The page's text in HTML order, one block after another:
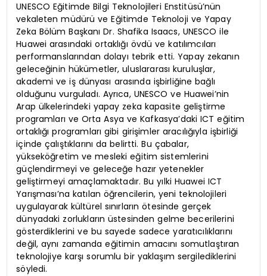
UNESCO Eğitimde Bilgi Teknolojileri Enstitüsü’nün
vekaleten müdürü ve Eğitimde Teknoloji ve Yapay
Zeka Bölüm Başkanı Dr. Shafika Isaacs, UNESCO ile
Huawei arasındaki ortaklığı övdü ve katılımcıları
performanslarından dolayı tebrik etti. Yapay zekanın
geleceğinin hükümetler, uluslararası kuruluşlar,
akademi ve iş dünyası arasında işbirliğine bağlı
olduğunu vurguladı. Ayrıca, UNESCO ve Huawei’nin
Arap ülkelerindeki yapay zeka kapasite geliştirme
programları ve Orta Asya ve Kafkasya’daki ICT eğitim
ortaklığı programları gibi girişimler aracılığıyla işbirliği
içinde çalıştıklarını da belirtti. Bu çabalar,
yükseköğretim ve mesleki eğitim sistemlerini
güçlendirmeyi ve geleceğe hazır yetenekler
geliştirmeyi amaçlamaktadır. Bu yılki Huawei ICT
Yarışması’na katılan öğrencilerin, yeni teknolojileri
uygulayarak kültürel sınırların ötesinde gerçek
dünyadaki zorlukların üstesinden gelme becerilerini
gösterdiklerini ve bu sayede sadece yaratıcılıklarını
değil, aynı zamanda eğitimin amacını somutlaştıran
teknolojiye karşı sorumlu bir yaklaşım sergilediklerini
söyledi.